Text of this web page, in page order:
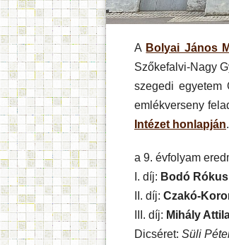
A Bolyai János
Szőkefalvi-Nagy
szegedi egyetem
emlékverseny
Intézet honlapján
a 9. évfolyam
I. díj: Bodó Rókus
II. díj: Czakó-
III. díj: Mihály
Dicséret: Süli